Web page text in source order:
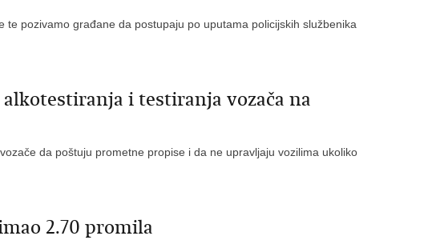
te pozivamo građane da postupaju po uputama policijskih službenika
i testiranja vozača na
da poštuju prometne propise i da ne upravljaju vozilima ukoliko
2.70 promila